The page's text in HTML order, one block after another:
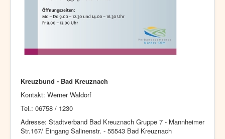
Kreuzbund - Bad Kreuznach
Kontakt: Werner Waldorf
Tel.: 06758 / 1230
Adresse: Stadtverband Bad Kreuznach Gruppe 7 - Mannheimer
Str.167/ Eingang Salinenstr. - 55543 Bad Kreuznach